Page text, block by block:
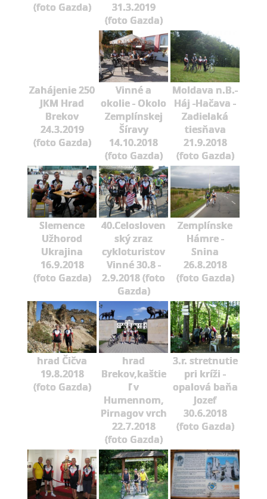
(foto Gazda)
31.3.2019
(foto Gazda)
Zahájenie 250
JKM Hrad
Brekov
24.3.2019
(foto Gazda)
Vinné a
okolie - Okolo
Zemplínskej
Šíravy
14.10.2018
(foto Gazda)
Moldava n.B.-
Háj -Hačava -
Zadielaká
tiesňava
21.9.2018
(foto Gazda)
Slemence
Užhorod
Ukrajina
16.9.2018
(foto Gazda)
40.Celosloven
ský zraz
cykloturistov
Vinné 30.8 -
2.9.2018 (foto
Gazda)
Zemplínske
Hámre -
Snina
26.8.2018
(foto Gazda)
hrad Čičva
19.8.2018
(foto Gazda)
hrad
Brekov,kaštie
ľ v
Humennom,
Pirnagov vrch
22.7.2018
(foto Gazda)
3.r. stretnutie
pri kríži -
opalová baňa
Jozef
30.6.2018
(foto Gazda)